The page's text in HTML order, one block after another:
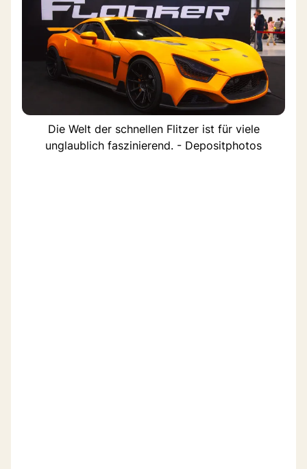
Die Welt der schnellen Flitzer ist für viele
unglaublich faszinierend. - Depositphotos